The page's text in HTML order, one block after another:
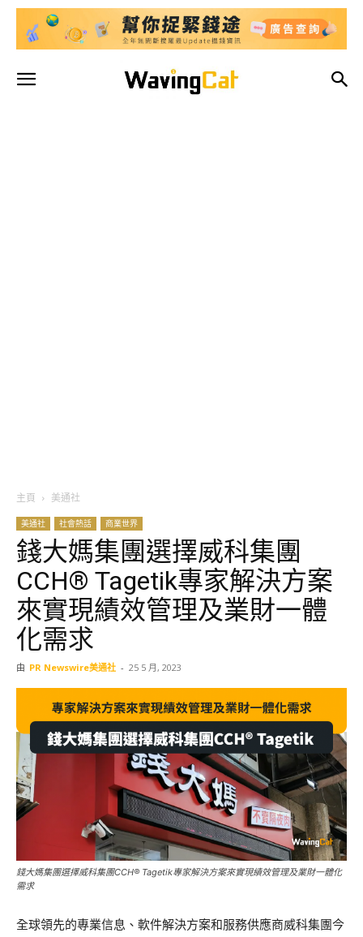
主頁 美通社
美通社 社會熱話 商業世界
錢大媽集團選擇威科集團
CCH® Tagetik專家解決方案
來實現績效管理及業財一體
化需求
由 PR Newswire美通社 - 25 5 月, 2023
錢大媽集團選擇威科集團CCH® Tagetik專家解決方案來實現績效管理及業財一體化
需求
全球領先的專業信息、軟件解決方案和服務供應商威科集團今